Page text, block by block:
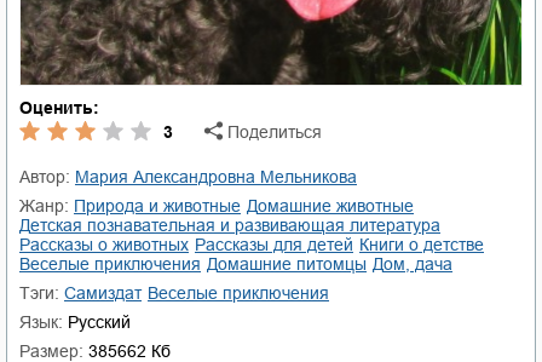
Оценить:
3
Поделиться
Автор:
Мария Александровна Мельникова
Жанр:
природа и животные
домашние животные
детская познавательная и развивающая литература
рассказы о животных
рассказы для детей
книги о детстве
веселые приключения
домашние питомцы
дом, дача
Тэги:
Самиздат
веселые приключения
Язык: Русский
Размер: 385662 Кб